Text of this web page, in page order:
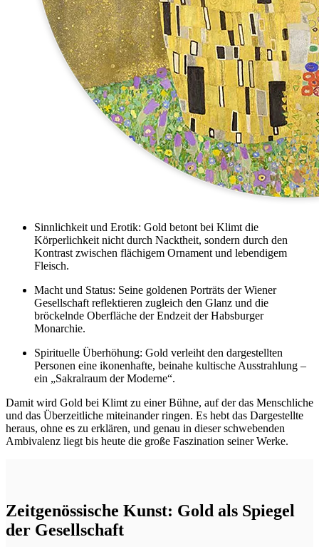
Sinnlichkeit und Erotik: Gold betont bei Klimt die
Körperlichkeit nicht durch Nacktheit, sondern durch den
Kontrast zwischen flächigem Ornament und lebendigem
Fleisch.
Macht und Status: Seine goldenen Porträts der Wiener
Gesellschaft reflektieren zugleich den Glanz und die
bröckelnde Oberfläche der Endzeit der Habsburger
Monarchie.
Spirituelle Überhöhung: Gold verleiht den dargestellten
Personen eine ikonenhafte, beinahe kultische Ausstrahlung –
ein „Sakralraum der Moderne“.
Damit wird Gold bei Klimt zu einer Bühne, auf der das Menschliche
und das Überzeitliche miteinander ringen. Es hebt das Dargestellte
heraus, ohne es zu erklären, und genau in dieser schwebenden
Ambivalenz liegt bis heute die große Faszination seiner Werke.
Zeitgenössische Kunst: Gold als Spiegel
der Gesellschaft